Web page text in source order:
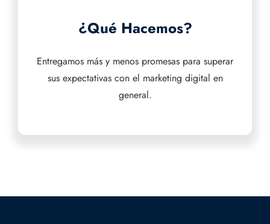
¿Qué Hacemos?
Entregamos más y menos promesas para superar
sus expectativas con el marketing digital en
general.